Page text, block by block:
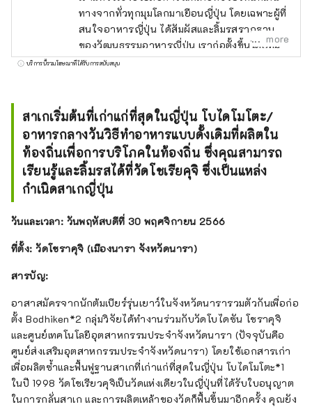
ทางจากทั่วทุกมุมโลกมาเยือนญี่ปุ่น โดยเฉพาะผู้ที่
สนใจอาหารญี่ปุ่น ได้สัมผัสและลิ้มรสรากฐาน
ของวัฒนธรรมอาหารญี่ปุ่น เราก่อตั้งขึ้นโดยทีม
งานธุรกิจที่เกี่ยวข้องกับการท่องเที่ยวในนารา
กิจกรรมนี้เป็นกิจกรรมที่สำนักงานการท่องเที่ยว
ของรัฐบาลญี่ปุ่นยอมรับ อาหารญี่ปุ่นได้กลาย
เป็นมรดกโลก และสาเกก็กำลังจะกลายเป็นมรดก
โลกเช่นกัน อาหารญี่ปุ่นเกิดขึ้นได้อย่างไร? ต้น
กำเนิดของสาเกญี่ปุ่นอยู่ที่ไหน? การเดินทางไป
นาราจะตอบสนองความอยากรู้อยากเห็นนั้นได้
เป็นเพียงมรดก แต่ยังคงมีชีวิตอยู่จนทุกวันนี้ ต้น
ซึ่งเป็นต้นกำเนิดของสาเกญี่ปุ่นยังคงมีอยู่ และคุณ
ประสบการณ์อันมีค่าเช่นนี้ เชิญมาสัมผัส
ประสบการณ์ทัวร์ที่เรานำเสนอ คุณจะได้สัมผัส
ประสบการณ์การเดินทางไปญี่ปุ่นที่ไม่มีใครใน
ประเทศของคุณเคยสัมผัสมาก่อน เว็บไซต์อย่าง
เป็นทางการ: https://exploring-nara.jp
(ภาษาญี่ปุ่น) https://exploring-nara.jp/en/
(ภาษาอังกฤษ)
more
บริการนี้รวมโฆษณาที่ได้รับการสนับสนุน
สาเกเริ่มต้นที่เก่าแก่ที่สุดในญี่ปุ่น โบไดโมโตะ/
อาหารกลางวันวิธีทำอาหารแบบดั้งเดิมที่ผลิตใน
ท้องถิ่นเพื่อการบริโภคในท้องถิ่น ซึ่งคุณสามารถ
เรียนรู้และลิ้มรสได้ที่วัดโชเรียคุจิ ซึ่งเป็นแหล่ง
กำเนิดสาเกญี่ปุ่น
วันและเวลา: วันพฤหัสบดีที่ 30 พฤศจิกายน 2566
ที่ตั้ง: วัดโชราคุจิ (เมืองนารา จังหวัดนารา)
สารบัญ:
อาสาสมัครจากนักต้มเบียร์รุ่นเยาว์ในจังหวัดนารารวมตัวกันเพื่อก่อ
ตั้ง Bodhiken*2 กลุ่มวิจัยได้ทำงานร่วมกับวัดโบไดซัน โชราคุจิ
และศูนย์เทคโนโลยีอุตสาหกรรมประจำจังหวัดนารา (ปัจจุบันคือ
ศูนย์ส่งเสริมอุตสาหกรรมประจำจังหวัดนารา) โดยใช้เอกสารเก่า
เพื่อผลิตซ้ำและฟื้นฟูฐานสาเกที่เก่าแก่ที่สุดในญี่ปุ่น โบไดโมโตะ*1
ในปี 1998 วัดโชเรียวคุจิเป็นวัดแห่งเดียวในญี่ปุ่นที่ได้รับใบอนุญาต
ในการกลั่นสาเก และการผลิตเหล้าของวัดก็ฟื้นขึ้นมาอีกครั้ง คุณยัง